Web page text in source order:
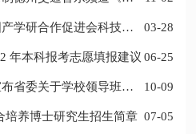
03-28
年本科报考志愿填报建议 06-25
10-09
培养博士研究生招生简章 07-05